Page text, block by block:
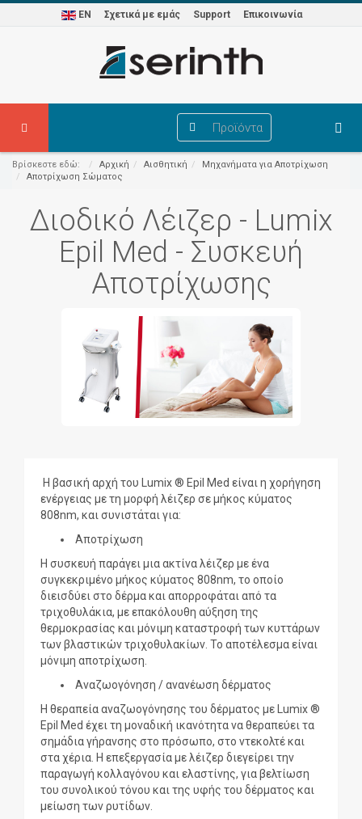
EN Σχετικά με εμάς Support Επικοινωνία
Προϊόντα
Βρίσκεστε εδώ: Αρχική Αισθητική
Μηχανήματα για Αποτρίχωση
Αποτρίχωση Σώματος
Διοδικό Λέιζερ - Lumix
Epil Med - Συσκευή
Αποτρίχωσης
Η βασική αρχή του Lumix ® Epil Med είναι η χορήγηση
ενέργειας με τη μορφή λέιζερ σε μήκος κύματος
808nm, και συνιστάται για:
Αποτρίχωση
Η συσκευή παράγει μια ακτίνα λέιζερ με ένα
συγκεκριμένο μήκος κύματος 808nm, το οποίο
διεισδύει στο δέρμα και απορροφάται από τα
τριχοθυλάκια, με επακόλουθη αύξηση της
θερμοκρασίας και μόνιμη καταστροφή των κυττάρων
των βλαστικών τριχοθυλακίων. Το αποτέλεσμα είναι
μόνιμη αποτρίχωση.
Αναζωογόνηση / ανανέωση δέρματος
Η θεραπεία αναζωογόνησης του δέρματος με Lumix ®
Epil Med έχει τη μοναδική ικανότητα να θεραπεύει τα
σημάδια γήρανσης στο πρόσωπο, στο ντεκολτέ και
στα χέρια. Η επεξεργασία με λέιζερ διεγείρει την
παραγωγή κολλαγόνου και ελαστίνης, για βελτίωση
του συνολικού τόνου και της υφής του δέρματος και
μείωση των ρυτίδων.